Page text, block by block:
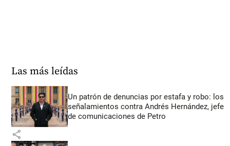
Las más leídas
Un patrón de denuncias por estafa y robo: los
señalamientos contra Andrés Hernández, jefe
de comunicaciones de Petro
share